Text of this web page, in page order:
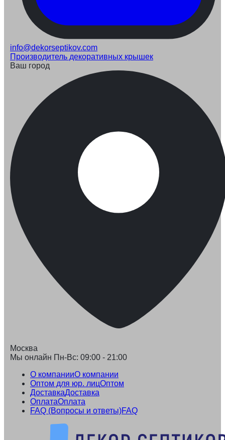
info@dekorseptikov.com
Производитель декоративных крышек
Ваш город
Москва
Мы онлайн Пн-Вс: 09:00 - 21:00
О компанииО компании
Оптом для юр. лицОптом
ДоставкаДоставка
ОплатаОплата
FAQ (Вопросы и ответы)FAQ